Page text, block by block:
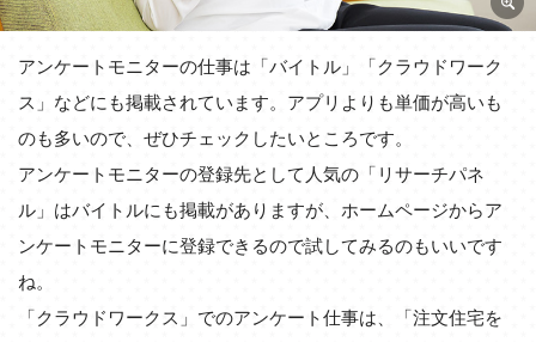
アンケートモニターの仕事は「バイトル」「クラウドワーク
ス」などにも掲載されています。アプリよりも単価が高いも
のも多いので、ぜひチェックしたいところです。
アンケートモニターの登録先として人気の「リサーチパネ
ル」はバイトルにも掲載がありますが、ホームページからア
ンケートモニターに登録できるので試してみるのもいいです
ね。
「クラウドワークス」でのアンケート仕事は、「注文住宅を